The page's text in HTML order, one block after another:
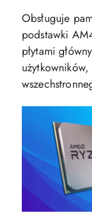
Obsługuje
podstawki
płytami